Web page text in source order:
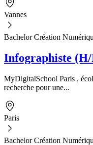
Vannes
Bachelor Création
Infographiste
MyDigitalSchool Paris ,
recherche pour une...
Paris
Bachelor Création